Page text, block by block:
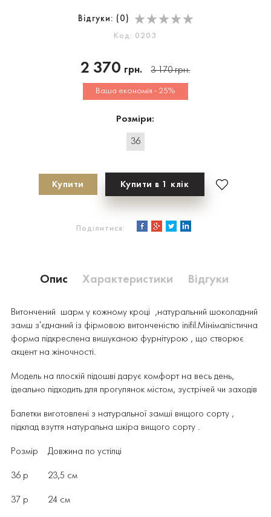
Відгуки: ( 0 )
Код: 0203
2 370 грн. 3 170грн.
Ваша економія - 25%
Розміри:
36
Купити Купити в 1 клік
Поділитися:
Опис Характеристики Відгуки
Витончений шарм у кожному кроці ,натуральний шоколадний
замш з'єднаний із фірмовою витонченістю inifil.Мінімалістична
форма підкреслена вишуканою фурнітурою , що створює
акцент на жіночності.
Модель на плоскій підошві дарує комфорт на весь день,
ідеально підходить для прогулянок містом, зустрічей чи заходів
Балетки виготовлені з натуральної замші вищого сорту ,
підклад взуття натуральна шкіра вищого сорту .
Розмір Довжина по устілці
36 р 23,5 см
37 р 24 см